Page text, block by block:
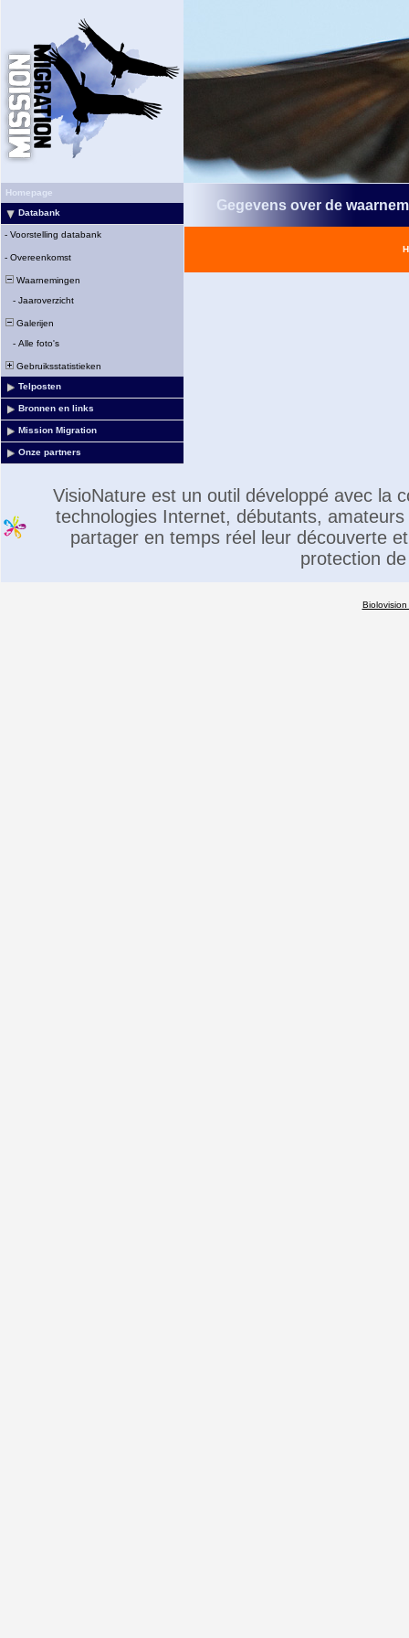
Homepage
Databank
- Voorstelling databank
- Overeenkomst
Waarnemingen
- Jaaroverzicht
Galerijen
- Alle foto's
Gebruiksstatistieken
Telposten
Bronnen en links
Mission Migration
Onze partners
Gegevens over de
VisioNature est un outil développé avec la
technologies Internet, débutants,
partager en temps réel leur découverte
protection
Biolovision